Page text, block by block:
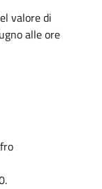
valore di
alle ore